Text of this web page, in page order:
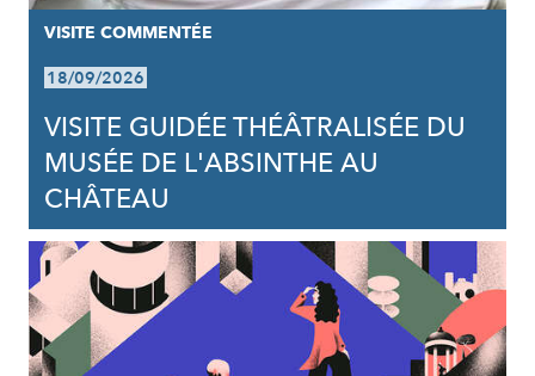
VISITE COMMENTÉE
18/09/2026
VISITE GUIDÉE THÉÂTRALISÉE DU
MUSÉE DE L'ABSINTHE AU
CHÂTEAU